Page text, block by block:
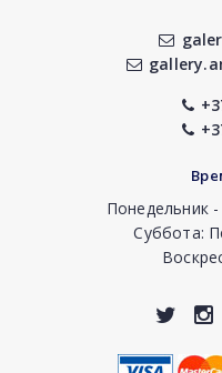
Понедельник
Суббота: